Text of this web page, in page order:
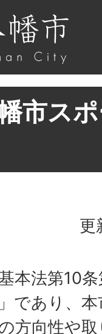
市ス
更
本法第10
であり、
方向性や